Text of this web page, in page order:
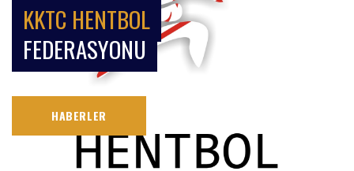
KKTC HENTBOL
FEDERASYONU
HABERLER